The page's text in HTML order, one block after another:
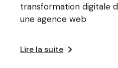
transformation digitale
une agence web
Lire la suite